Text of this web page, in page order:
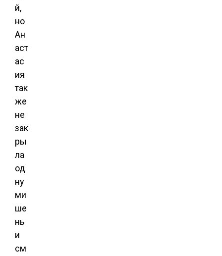
й,
но
Ан
аст
ас
ия
так
же
не
зак
ры
ла
од
ну
ми
ше
нь
и
см